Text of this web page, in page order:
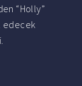
“Holly”
edecek